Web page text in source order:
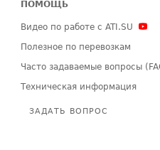
ПОМОЩЬ
Видео по работе с ATI.SU
Полезное по перевозкам
Часто задаваемые вопросы
Техническая информация
ЗАДАТЬ ВОПРОС